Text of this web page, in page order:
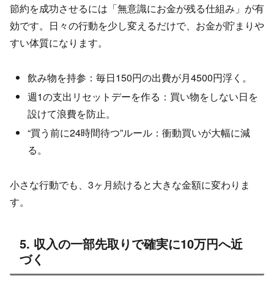
節約を成功させるには「無意識にお金が残る仕組み」が有
効です。日々の行動を少し変えるだけで、お金が貯まりや
すい体質になります。
飲み物を持参：毎日150円の出費が月4500円浮く。
週1の支出リセットデーを作る：買い物をしない日を
設けて浪費を防止。
“買う前に24時間待つ”ルール：衝動買いが大幅に減
る。
小さな行動でも、3ヶ月続けると大きな金額に変わりま
す。
5. 収入の一部先取りで確実に10万円へ近
づく